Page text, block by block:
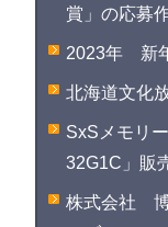
賞」の応募
2023年 新
北海道文化
SxSメモリ
32G1C」販
株式会社 博